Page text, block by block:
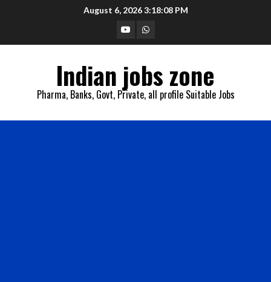
August 6, 20263:18:09 PM
YouTubeWhatsapp
Indian jobs zone
Pharma, Banks, Govt, Private, all profile Suitable Jobs